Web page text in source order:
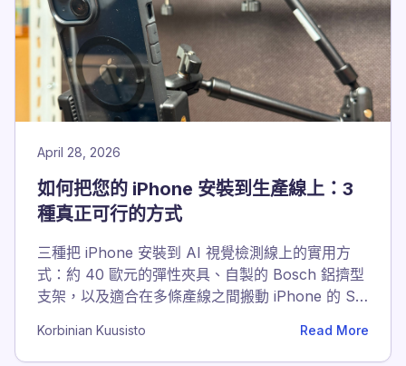
April 28, 2026
如何把您的 iPhone 安裝到生產線上：3
種真正可行的方式
三種把 iPhone 安裝到 AI 視覺檢測線上的實用方
式：約 40 歐元的彈性夾具、自製的 Bosch 鋁擠型
支架，以及適合在多條產線之間搬動 iPhone 的 SP
Korbinian Kuusisto Read More